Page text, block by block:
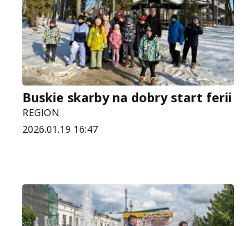
Buskie skarby na dobry start ferii
REGION
2026.01.19 16:47